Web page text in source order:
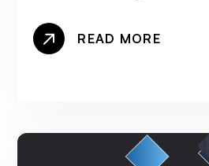
READ MORE